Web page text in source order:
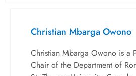
Christian Mbarga Owono
Christian Mbarga Owono is a
Chair of the Department of